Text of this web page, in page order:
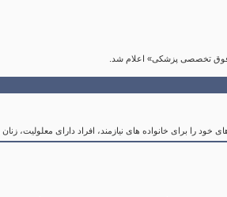
فوق تخصصی پزشکی» اعلام شد.
خود را برای خانواده های نیازمند، افراد دارای